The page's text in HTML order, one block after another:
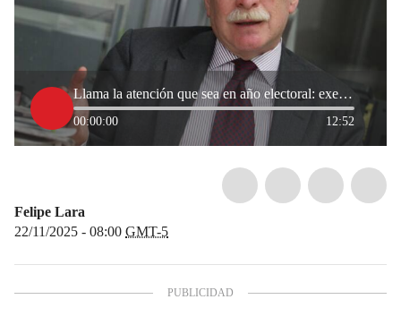
Llama la atención que sea en año electoral: exembajador por borrador de requisitos para diplomáticos
00:00:00 12:52
Felipe Lara
22/11/2025 - 08:00 GMT-5